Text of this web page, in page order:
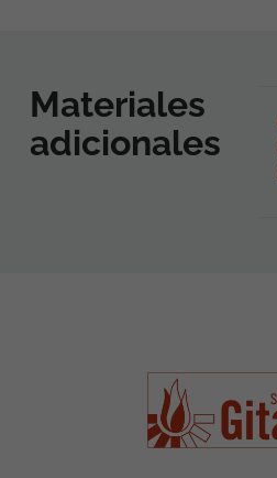
Materiales
adicionales